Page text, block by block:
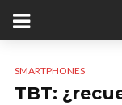
SMARTPHONES
TBT: